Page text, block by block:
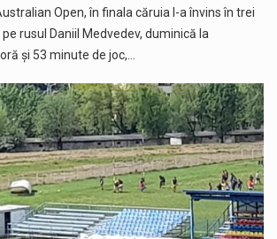
Open, în finala căruia l-a învins în trei
rusul Daniil Medvedev, duminică la
şi 53 minute de joc,…